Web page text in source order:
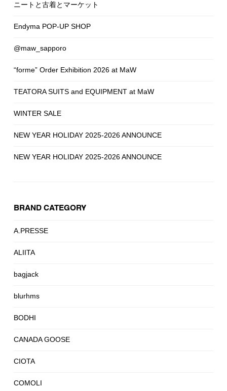
ニートと古着とマーケット
Endyma POP-UP SHOP
@maw_sapporo
“forme” Order Exhibition 2026 at MaW
TEATORA SUITS and EQUIPMENT at MaW
WINTER SALE
NEW YEAR HOLIDAY 2025-2026 ANNOUNCE
NEW YEAR HOLIDAY 2025-2026 ANNOUNCE
BRAND CATEGORY
A.PRESSE
ALIITA
bagjack
blurhms
BODHI
CANADA GOOSE
CIOTA
COMOLI